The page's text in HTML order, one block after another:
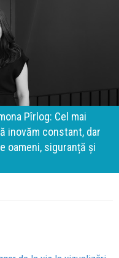
Pîrlog: Cel mai
inovăm constant, dar
oameni, siguranță și